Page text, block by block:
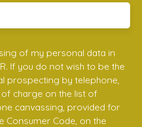
of my personal data in
If you do not wish to be the
prospecting by telephone,
charge on the list of
canvassing, provided for
Consumer Code, on the